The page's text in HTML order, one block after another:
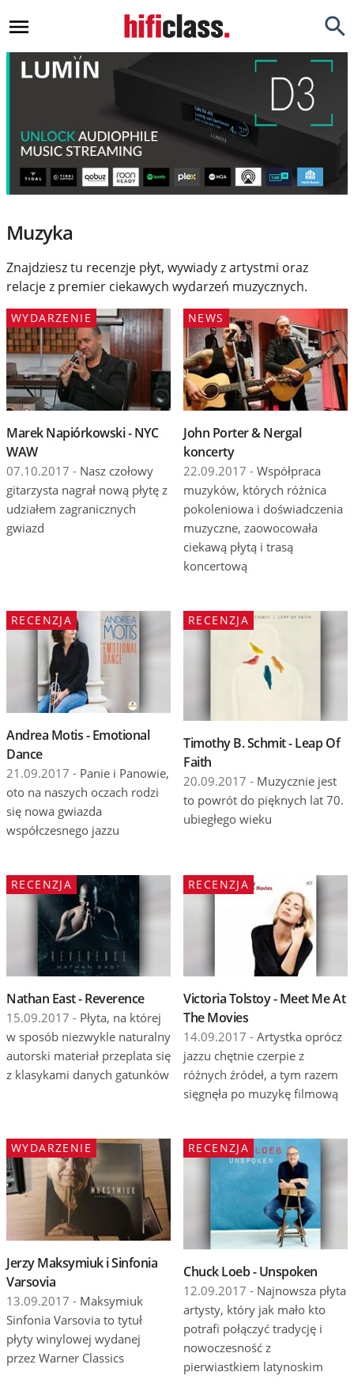
Testy
Opinie
Okazje
Gadżety
Porady
Wydarzenia
Prezentacje
Wywiady
Muzyka
Filmy
Muzyka
Znajdziesz tu recenzje płyt, wywiady z artystmi oraz
relacje z premier ciekawych wydarzeń muzycznych.
Marek Napiórkowski - NYC
WAW
07.10.2017 - Nasz czołowy
gitarzysta nagrał nową płytę z
udziałem zagranicznych
gwiazd
WYDARZENIE
John Porter & Nergal
koncerty
22.09.2017 - Współpraca
muzyków, których różnica
pokoleniowa i doświadczenia
muzyczne, zaowocowała
ciekawą płytą i trasą
koncertową
NEWS
Andrea Motis - Emotional
Dance
21.09.2017 - Panie i Panowie,
oto na naszych oczach rodzi
się nowa gwiazda
współczesnego jazzu
RECENZJA
Timothy B. Schmit - Leap Of
Faith
20.09.2017 - Muzycznie jest
to powrót do pięknych lat 70.
ubiegłego wieku
RECENZJA
Nathan East - Reverence
15.09.2017 - Płyta, na której
w sposób niezwykle naturalny
autorski materiał przeplata się
z klasykami danych gatunków
RECENZJA
Victoria Tolstoy - Meet Me At
The Movies
14.09.2017 - Artystka oprócz
jazzu chętnie czerpie z
różnych źródeł, a tym razem
sięgnęła po muzykę filmową
RECENZJA
Jerzy Maksymiuk i Sinfonia
Varsovia
13.09.2017 - Maksymiuk
Sinfonia Varsovia to tytuł
płyty winylowej wydanej
przez Warner Classics
WYDARZENIE
Chuck Loeb - Unspoken
12.09.2017 - Najnowsza płyta
artysty, który jak mało kto
potrafi połączyć tradycję i
nowoczesność z
pierwiastkiem latynoskim
RECENZJA